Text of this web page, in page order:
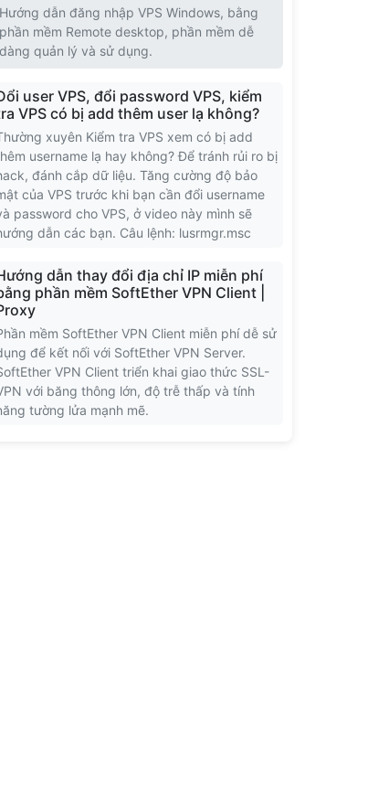
Hướng dẫn đăng nhập VPS Windows, bằng
phần mềm Remote desktop, phần mềm dễ
dàng quản lý và sử dụng.
user VPS, đổi password VPS, kiểm
VPS có bị add thêm user lạ không?
xuyên Kiểm tra VPS xem có bị add
username lạ hay không? Để tránh rủi ro bị
đánh cắp dữ liệu. Tăng cường độ bảo
của VPS trước khi bạn cần đổi username
password cho VPS, ở video này mình sẽ
dẫn các bạn. Câu lệnh: lusrmgr.msc
dẫn thay đổi địa chỉ IP miễn phí
phần mềm SoftEther VPN Client |
mềm SoftEther VPN Client miễn phí dễ sử
để kết nối với SoftEther VPN Server.
VPN Client triển khai giao thức SSL-
với băng thông lớn, độ trễ thấp và tính
tường lửa mạnh mẽ.